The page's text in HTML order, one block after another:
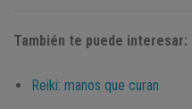
También te puede interesar:
Reiki: manos que curan